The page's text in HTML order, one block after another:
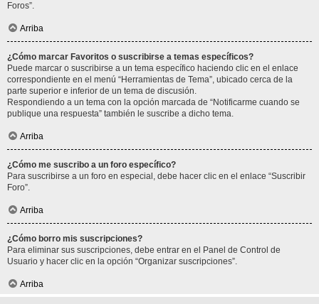
Foros”.
Arriba
¿Cómo marcar Favoritos o suscribirse a temas específicos?
Puede marcar o suscribirse a un tema específico haciendo clic en el enlace
correspondiente en el menú “Herramientas de Tema”, ubicado cerca de la
parte superior e inferior de un tema de discusión.
Respondiendo a un tema con la opción marcada de “Notificarme cuando se
publique una respuesta” también le suscribe a dicho tema.
Arriba
¿Cómo me suscribo a un foro específico?
Para suscribirse a un foro en especial, debe hacer clic en el enlace “Suscribir
Foro”.
Arriba
¿Cómo borro mis suscripciones?
Para eliminar sus suscripciones, debe entrar en el Panel de Control de
Usuario y hacer clic en la opción “Organizar suscripciones”.
Arriba